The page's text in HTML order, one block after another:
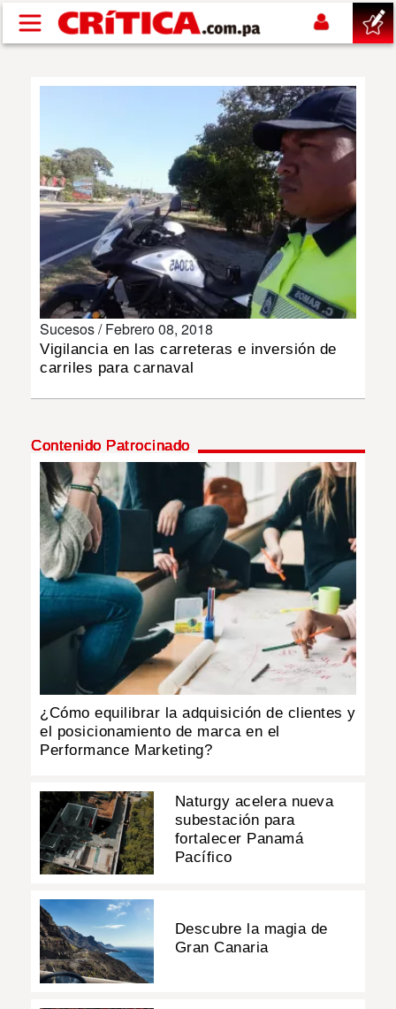
Pasar al contenido principal
NACIONAL
SHOW
DEPORTES
MULTIMEDIA
IMPRESO
Sucesos /Febrero 08, 2018
Vigilancia en las carreteras e inversión de
carriles para carnaval
Contenido Patrocinado
¿Cómo equilibrar la adquisición de clientes y
el posicionamiento de marca en el
Performance Marketing?
Naturgy acelera nueva
subestación para
fortalecer Panamá
Pacífico
Descubre la magia de
Gran Canaria